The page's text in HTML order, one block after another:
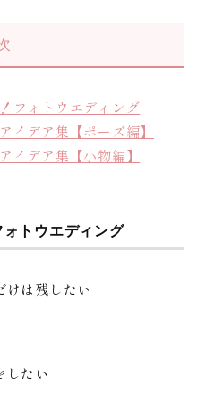
フォトウエディング
イデア集【ポーズ編】
イデア集【小物編】
トウエディング
は残したい
たい